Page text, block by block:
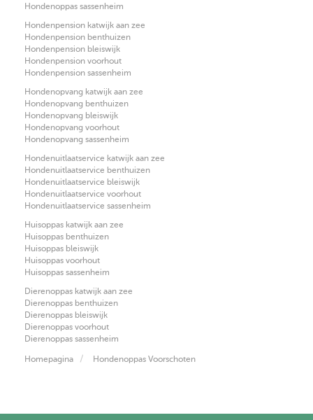
Hondenoppas sassenheim
Hondenpension katwijk aan zee
Hondenpension benthuizen
Hondenpension bleiswijk
Hondenpension voorhout
Hondenpension sassenheim
Hondenopvang katwijk aan zee
Hondenopvang benthuizen
Hondenopvang bleiswijk
Hondenopvang voorhout
Hondenopvang sassenheim
Hondenuitlaatservice katwijk aan zee
Hondenuitlaatservice benthuizen
Hondenuitlaatservice bleiswijk
Hondenuitlaatservice voorhout
Hondenuitlaatservice sassenheim
Huisoppas katwijk aan zee
Huisoppas benthuizen
Huisoppas bleiswijk
Huisoppas voorhout
Huisoppas sassenheim
Dierenoppas katwijk aan zee
Dierenoppas benthuizen
Dierenoppas bleiswijk
Dierenoppas voorhout
Dierenoppas sassenheim
Homepagina Hondenoppas Voorschoten